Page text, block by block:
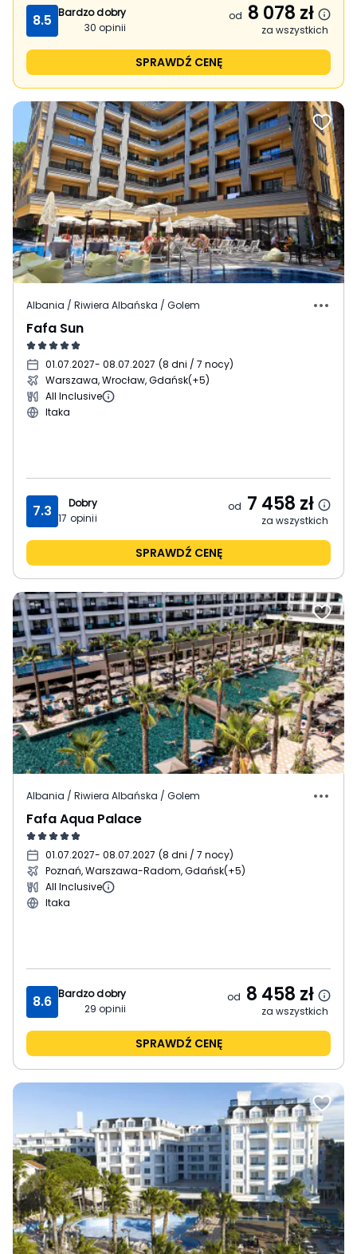
8.5 Bardzo dobry
30 opinii
od 8 078 zł
za wszystkich
SPRAWDŹ CENĘ
Albania / Riwiera Albańska / Golem
Fafa Sun
01.07.2027- 08.07.2027 (8 dni / 7 nocy)
Warszawa, Wrocław, Gdańsk(+5)
All Inclusive
Itaka
7.3
Dobry
17 opinii
od 7 458 zł
za wszystkich
SPRAWDŹ CENĘ
Albania / Riwiera Albańska / Golem
Fafa Aqua Palace
01.07.2027- 08.07.2027 (8 dni / 7 nocy)
Poznań, Warszawa-Radom, Gdańsk(+5)
All Inclusive
Itaka
8.6 Bardzo dobry
29 opinii
od 8 458 zł
za wszystkich
SPRAWDŹ CENĘ